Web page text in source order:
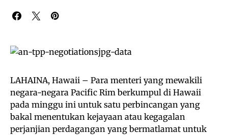
LAHAINA, Hawaii – Para menteri yang mewakili
negara-negara Pacific Rim berkumpul di Hawaii
pada minggu ini untuk satu perbincangan yang
bakal menentukan kejayaan atau kegagalan
perjanjian perdagangan yang bermatlamat untuk